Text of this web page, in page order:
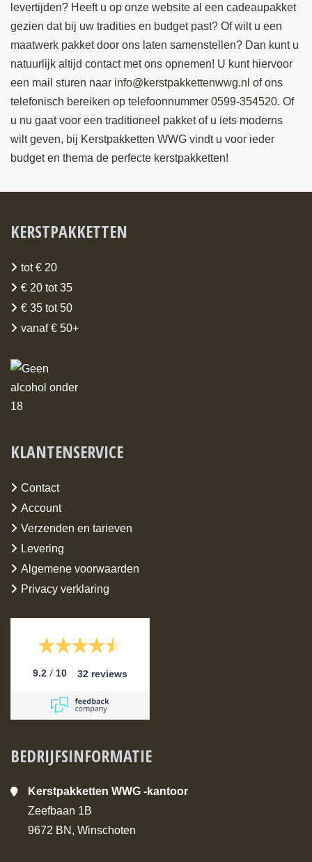
levertijden? Heeft u op onze website al een cadeaupakket
gezien dat bij uw tradities en budget past? Of wilt u een
maatwerk pakket door ons laten samenstellen? Dan kunt u
natuurlijk altijd contact met ons opnemen! U kunt hiervoor
een mail sturen naar info@kerstpakkettenwwg.nl of ons
telefonisch bereiken op telefoonnummer 0599-354520. Of
u nu gaat voor een traditioneel pakket of u iets moderns
wilt geven, bij Kerstpakketten WWG vindt u voor ieder
budget en thema de perfecte kerstpakketten!
KERSTPAKKETTEN
tot € 20
€ 20 tot 35
€ 35 tot 50
vanaf € 50+
KLANTENSERVICE
Contact
Account
Verzenden en tarieven
Levering
Algemene voorwaarden
Privacy verklaring
9.2 / 10 32 reviews
BEDRIJFSINFORMATIE
Kerstpakketten WWG -kantoor
Zeefbaan 1B
9672 BN, Winschoten